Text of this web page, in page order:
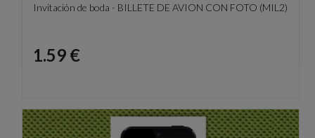
Invitación de boda - BILLETE DE AVION CON FOTO (MIL2)
Precio
1.59 €